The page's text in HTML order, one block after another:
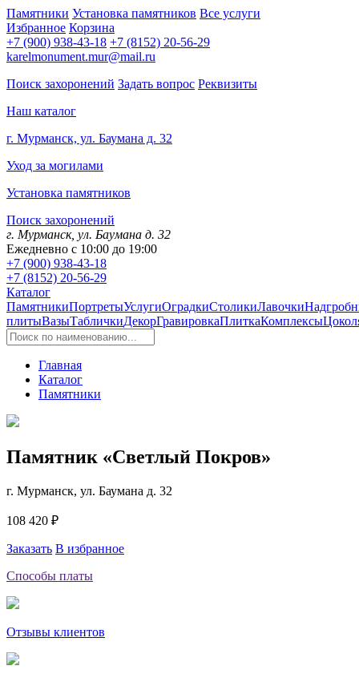
Памятники Установка памятников Все услуги
Избранное Корзина
+7 (900) 938-43-18 +7 (8152) 20-56-29
karelmonument.mur@mail.ru
Поиск захоронений Задать вопрос Реквизиты
Наш каталог
г. Мурманск, ул. Баумана д. 32
Уход за могилами
Установка памятников
Поиск захоронений
г. Мурманск, ул. Баумана д. 32
Ежедневно с 10:00 до 19:00
+7 (900) 938-43-18
+7 (8152) 20-56-29
Каталог
ПамятникиПортретыУслугиОградкиСтоликиЛавочки
плитыВазыТабличкиДекорГравировкаПлиткаКомплексы
Главная
Каталог
Памятники
Памятник «Светлый Покров»
г. Мурманск, ул. Баумана д. 32
108 420 ₽
Заказать В избранное
Способы платы
Отзывы клиентов